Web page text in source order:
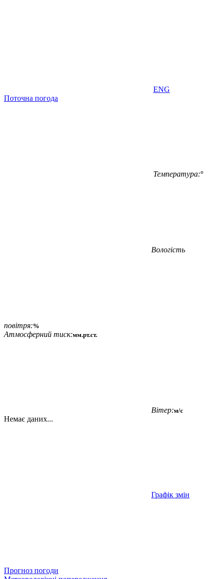
ENG
Поточна погода
Температура:°
Вологість
повітря:%
Атмосферний тиск:мм.рт.ст.
Вітер:м/с
Немає даних...
Графік змін
Прогноз погоди